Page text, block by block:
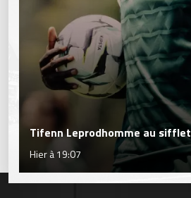
Tifenn Leprodhomme au sifflet
Hier à 19:07